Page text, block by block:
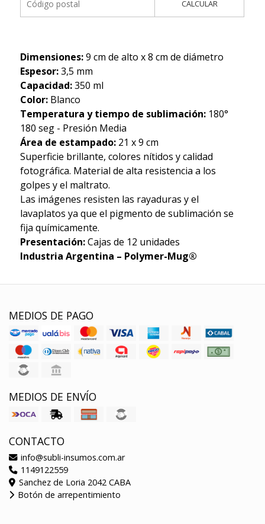
CALCULAR
Dimensiones:9 cm de alto x 8 cm de diámetro
Espesor:3,5 mm
Capacidad:350 ml
Color:Blanco
Temperatura y tiempo de sublimación: 180°
180 seg - Presión Media
Área de estampado: 21 x 9 cm
Superficie brillante, colores nítidos y calidad
fotográfica. Material de alta resistencia a los
golpes y el maltrato.
Las imágenes resisten las rayaduras y el
lavaplatos ya que el pigmento de sublimación se
fija químicamente.
Presentación:Cajas de 12 unidades
Industria Argentina – Polymer-Mug®
MEDIOS DE PAGO
MEDIOS DE ENVÍO
CONTACTO
info@subli-insumos.com.ar
1149122559
Sanchez de Loria 2042 CABA
Botón de arrepentimiento